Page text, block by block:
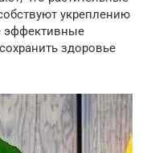
укреплению
эффективные
здоровье